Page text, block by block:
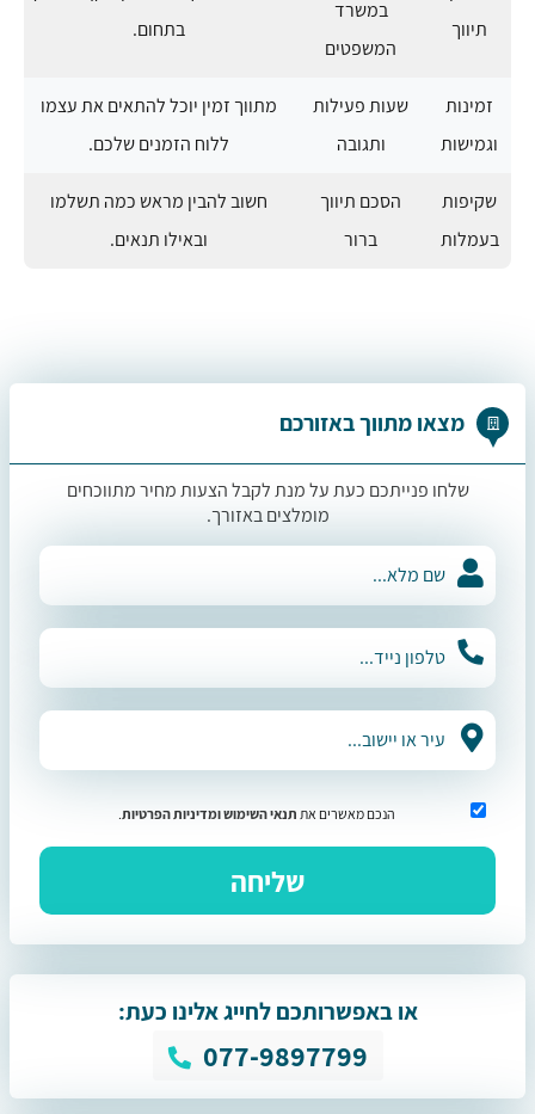
תיווך
במשרד
המשפטים
בתחום.
זמינות
וגמישות
שעות פעילות
ותגובה
מתווך זמין יוכל להתאים את עצמו
ללוח הזמנים שלכם.
שקיפות
בעמלות
הסכם תיווך
ברור
חשוב להבין מראש כמה תשלמו
ובאילו תנאים.
מצאו מתווך באזורכם
שלחו פנייתכם כעת על מנת לקבל הצעות מחיר מתווכחים
מומלצים באזורך.
הנכם מאשרים את תנאי השימושומדיניות הפרטיות.
או באפשרותכם לחייג אלינו כעת:
077-9897799